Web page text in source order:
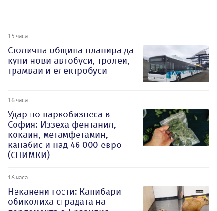
15 часа
Столична община планира да
купи нови автобуси, тролеи,
трамваи и електробуси
16 часа
Удар по наркобизнеса в
София: Иззеха фентанил,
кокаин, метамфетамин,
канабис и над 46 000 евро
(СНИМКИ)
16 часа
Неканени гости: Капибари
обиколиха сградата на